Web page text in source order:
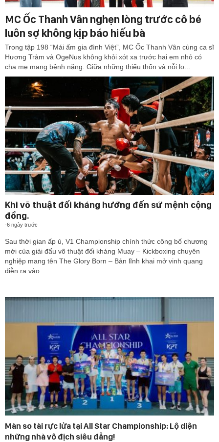
MC Ốc Thanh Vân nghẹn lòng trước cô bé
luôn sợ không kịp báo hiếu bà
Trong tập 198 “Mái ấm gia đình Việt”, MC Ốc Thanh Vân cùng ca sĩ
Hương Tràm và OgeNus không khỏi xót xa trước hai em nhỏ có
cha mẹ mang bệnh nặng. Giữa những thiếu thốn và nỗi lo...
Khi võ thuật đối kháng hướng đến sứ mệnh cộng
đồng.
-6 ngày trước
Sau thời gian ấp ủ, V1 Championship chính thức công bố chương
mới của giải đấu võ thuật đối kháng Muay – Kickboxing chuyên
nghiệp mang tên The Glory Born – Bản lĩnh khai mở vinh quang
diễn ra vào...
Màn so tài rực lửa tại All Star Championship: Lộ diện
những nhà vô địch siêu đẳng!